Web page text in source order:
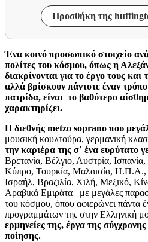
Προσθήκη της
Ένα κοινό προσωπικό στοιχείο
πολίτες του κόσμου, όπως η
διακρίνονται για το έργο τους και
αλλά βρίσκουν πάντοτε έναν
πατρίδα, είναι το βαθύτερο
χαρακτηρίζει.
Η διεθνής metzo soprano που
μουσική κουλτούρα, γερμανική
την καριέρα της σ′ ένα ευρύτατο
Βρετανία, Βέλγιο, Αυστρία,
Κύπρο, Τουρκία, Μαλαισία, Η.Π.Α.,
Ισραήλ, Βραζιλία, Χιλή, Μεξικό,
Αραβικά Εμιράτα– με μεγάλες
του κόσμου, όπου αφιερώνει πάντα
προγραμμάτων της στην Ελληνική
ερμηνείες της, έργα της
ποίησης.